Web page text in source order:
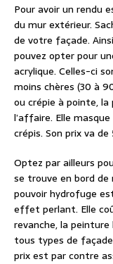
Pour avoir un rendu
du mur extérieur.
de votre façade.
pouvez opter pour
acrylique. Celles-ci
moins chères (30 à
ou crépie à pointe,
l’affaire. Elle
crépis. Son prix va
Optez par ailleurs
se trouve en bord de
pouvoir hydrofuge
effet perlant. Elle
revanche, la peinture
tous types de
prix est par contre